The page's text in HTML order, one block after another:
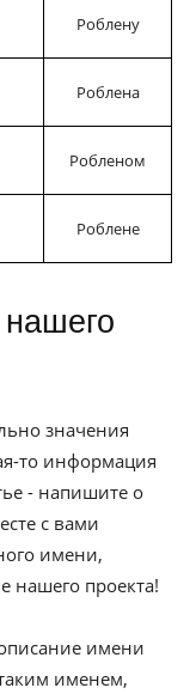
Роблену
Роблена
Робленом
Роблене
значения
то информация
- напишите о
с вами
имени,
нашего проекта!
имени
именем,